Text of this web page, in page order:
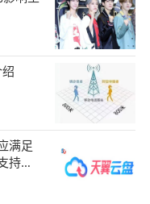
满足
持，